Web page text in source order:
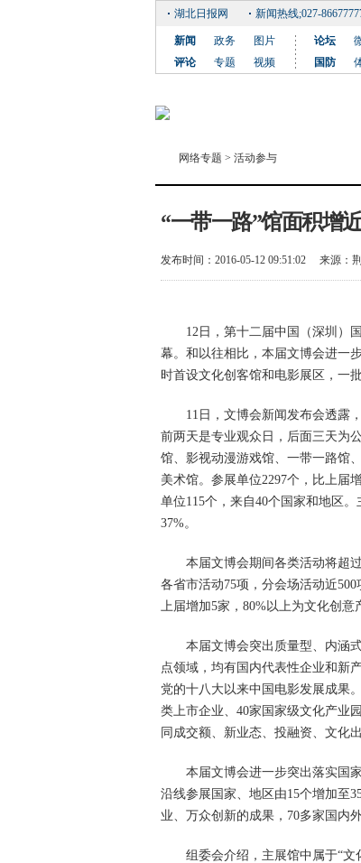
湖北日报网 新闻热线;027-
新闻 政务
图片
评论
专题 视频
论坛
国防
网络专题 > 活动参与
“一带一路”馆面积增
发布时间：2016-05-12 09:51:02 来源：
12日，第十二届中国（深圳）国
幕。和以往相比，本届文博会进一
时首设文化创客馆和电影展区，一
11日，文博会新闻发布会透露，
前两天是专业观众日，后面三天为
馆、影视动漫游戏馆、一带一路馆
美术馆。参展单位2297个，比上届
单位115个，来自40个国家和地区
37%。
本届文博会期间各类活动将超过
各省市活动75项，分会场活动近
上届增加5家，80%以上为文化创意
本届文博会突出质量型、内涵式
点领域，均有国内代表性企业和新
党的十八大以来中国电影发展成果
类上市企业、40家国家级文化产业
同成交额、新业态、投融资、文化
本届文博会进一步突出落实国家
沿线参展国家、地区由15个增加至
业、万众创新的成果，70多家国内
组委会介绍，主展馆中属于“文化